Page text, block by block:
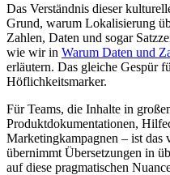
Das Verständnis dieser
Grund, warum Lokalisierung
Zahlen, Daten und sogar
wie wir in Warum Daten und
erläutern. Das gleiche Gespür
Höflichkeitsmarker.
Für Teams, die Inhalte in
Produktdokumentationen,
Marketingkampagnen – ist das
übernimmt Übersetzungen in
auf diese pragmatischen